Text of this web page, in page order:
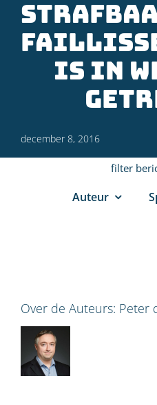
is in
december 8, 2016
filter
Auteur
Over de Auteurs: Peter